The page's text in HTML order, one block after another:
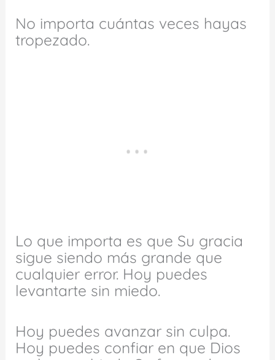
No importa cuántas veces hayas
tropezado.
Lo que importa es que Su gracia
sigue siendo más grande que
cualquier error. Hoy puedes
levantarte sin miedo.
Hoy puedes avanzar sin culpa.
Hoy puedes confiar en que Dios